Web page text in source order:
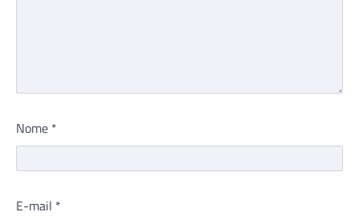
Nome *
E-mail *